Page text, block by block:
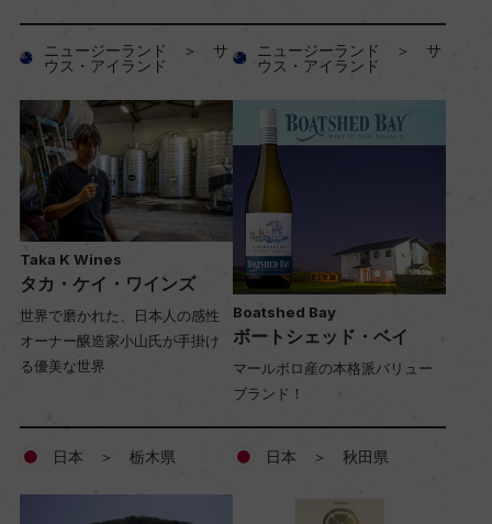
ニュージーランド ＞ サ
ウス・アイランド
Taka K Wines
タカ・ケイ・ワインズ
世界で磨かれた、日本人の感性
オーナー醸造家小山氏が手掛け
る優美な世界
ニュージーランド ＞ サ
ウス・アイランド
Boatshed Bay
ボートシェッド・ベイ
マールボロ産の本格派バリュー
ブランド！
日本 ＞ 栃木県 日本 ＞ 秋田県